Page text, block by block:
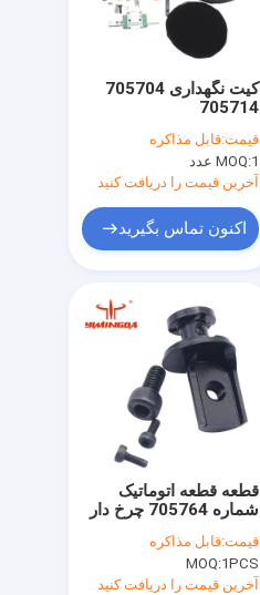
کیت نگهداری 705704
705714
قیمت:قابل مذاکره
MOQ:1 عدد
آخرین قیمت را دریافت کنید
اکنون تماس بگیرید
قطعه قطعه اتوماتیک
شماره 705764 چرخ دار
وکتور Q80
قیمت:قابل مذاکره
MOQ:1PCS
آخرین قیمت را دریافت کنید